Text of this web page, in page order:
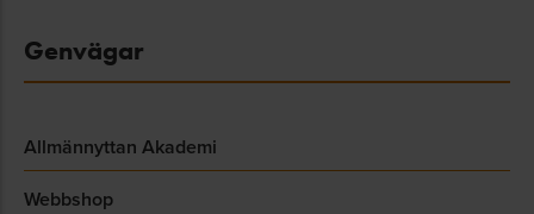
Genvägar
Allmännyttan Akademi
Webbshop